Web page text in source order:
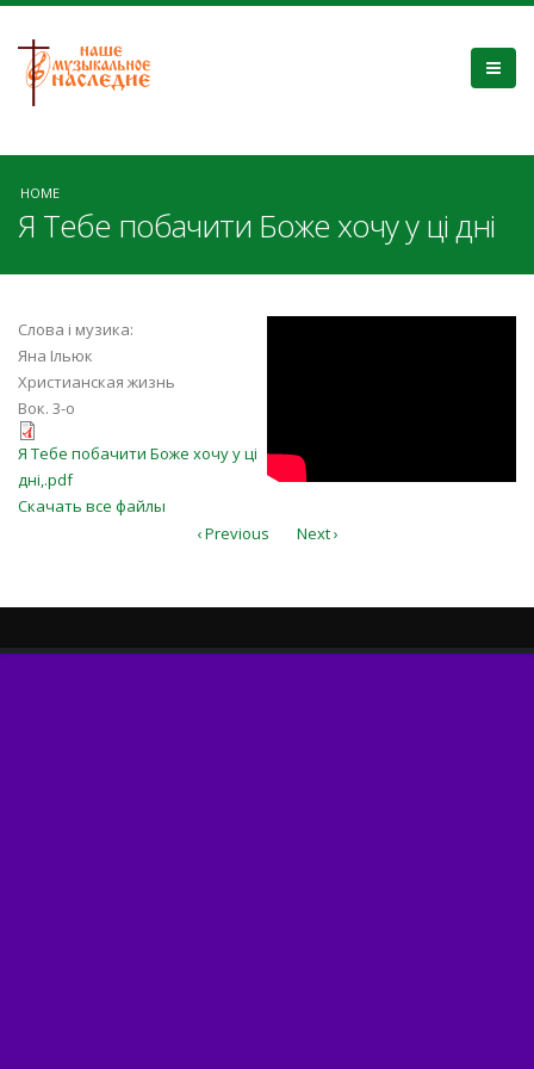
HOME
Я Тебе побачити Боже хочу у ці дні
Слова і музика:
Яна Ільюк
Христианская жизнь
Вок. 3-о
Я Тебе побачити Боже хочу у ці
дні,.pdf
Я Тебе побачити Боже хочу у ці
дні,.pdf
Скачать все файлы
‹ Previous Next ›